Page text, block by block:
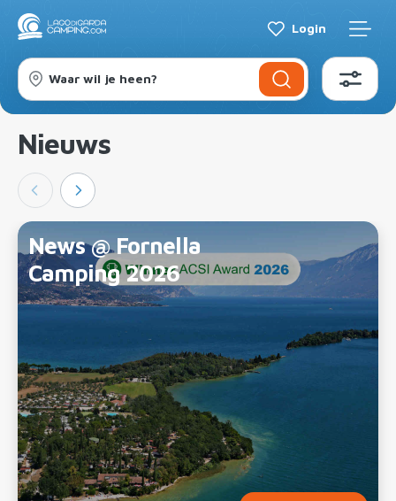
Login
Waar wil je heen?
Nieuws
News @ Fornella
Camping 2026